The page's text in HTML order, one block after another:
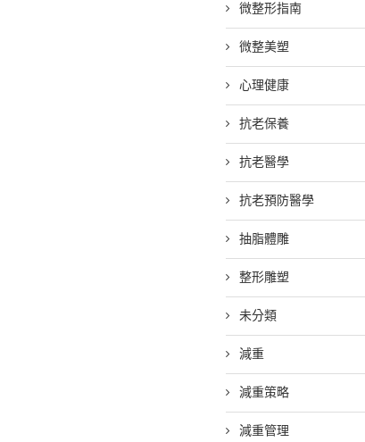
微整形指南
微整美塑
心理健康
抗老保養
抗老醫學
抗老預防醫學
抽脂體雕
整形雕塑
未分類
減重
減重策略
減重管理